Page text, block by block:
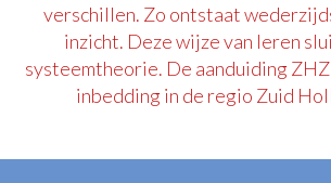
verschillen. Zo ontstaat
inzicht. Deze wijze van leren
systeemtheorie. De aanduiding
inbedding in de regio Zuid